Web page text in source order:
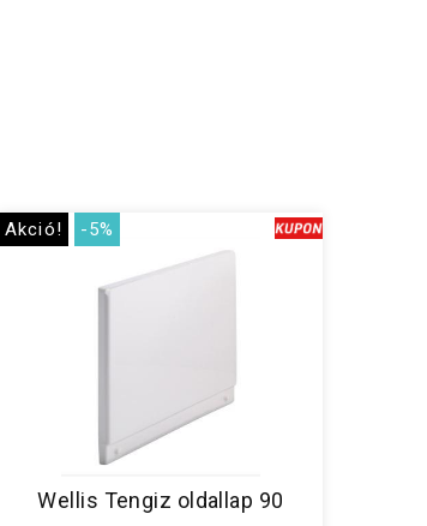
Akció! -5%
Wellis Tengiz oldallap 90